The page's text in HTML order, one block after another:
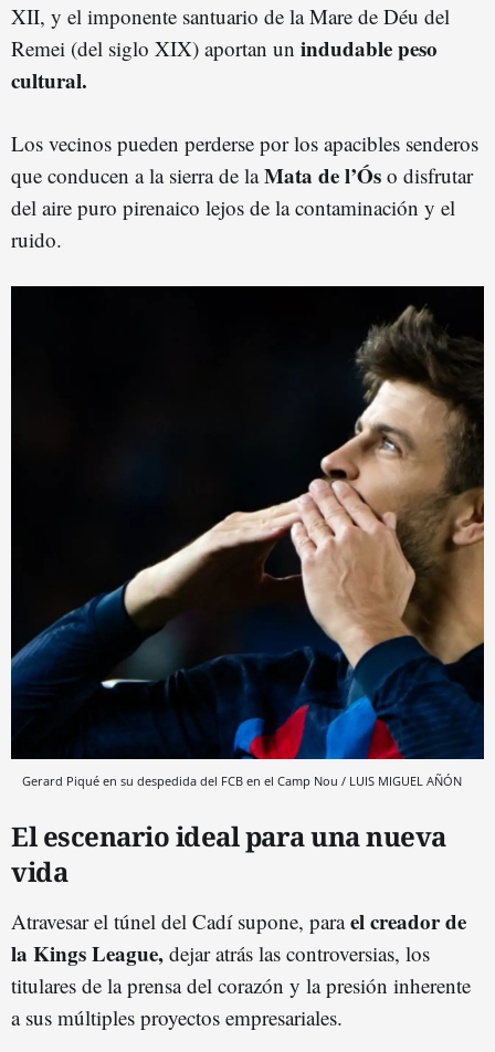
XII, y el imponente santuario de la Mare de Déu del
Remei (del siglo XIX) aportan un indudable peso
cultural.
Los vecinos pueden perderse por los apacibles senderos
que conducen a la sierra de laMata de l’Ós o disfrutar
del aire puro pirenaico lejos de la contaminación y el
ruido.
Gerard Piqué en su despedida del FCB en el Camp Nou / LUIS MIGUEL AÑÓN
El escenario ideal para una nueva
vida
Atravesar el túnel del Cadí supone, parael creador de
la Kings League, dejar atrás las controversias, los
titulares de la prensa del corazón y la presión inherente
a sus múltiples proyectos empresariales.